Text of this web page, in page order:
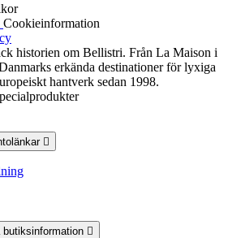
Cookieinformation
historien om Bellistri. Från La Maison i
erkända destinationer för lyxiga
hantverk sedan 1998.

butiksinformation 